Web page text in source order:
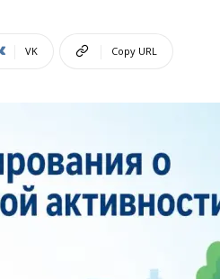
VK Copy URL